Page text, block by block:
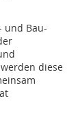
und Bau-
diese